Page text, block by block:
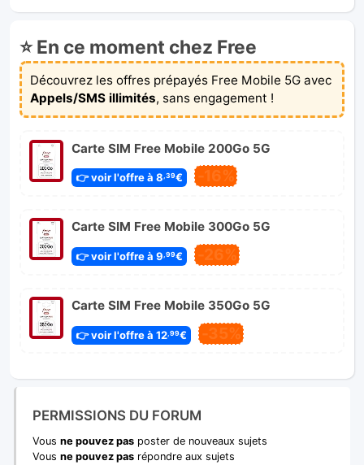
⭐ En ce moment chez Free
Découvrez les offres prépayés Free Mobile 5G avec
Appels/SMS illimités, sans engagement !
Carte SIM Free Mobile 200Go 5G
👉 voir l'offre à 8 ,39€ -16%
Carte SIM Free Mobile 300Go 5G
👉 voir l'offre à 9 ,99€ -26%
Carte SIM Free Mobile 350Go 5G
👉 voir l'offre à 12,99€ -35%
PERMISSIONS DU FORUM
Vous ne pouvez pas poster de nouveaux sujets
Vous ne pouvez pas répondre aux sujets